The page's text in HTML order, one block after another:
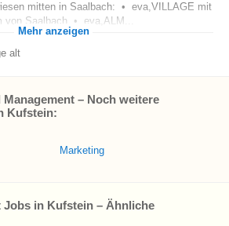
mitten in Saalbach: • eva,VILLAGE mit
von Saalbach • eva,ALM...
Mehr anzeigen
alt
– Noch weitere
Kufstein:
Marketing
Jobs in Kufstein – Ähnliche